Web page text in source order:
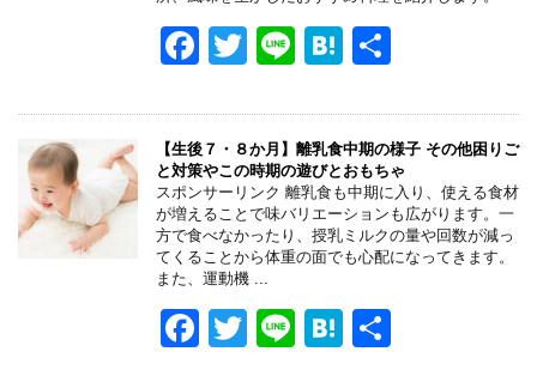
F
c
e
b
o
o
k
T
tt
er
Li
e
H
e
n
a
【生後７・８か月】離乳食中期の様子 その他困りご
と対策やこの時期の遊びとおもちゃ
スポンサーリンク 離乳食も中期に入り、使える食材
が増えることで味バリエーションも広がります。一
方で食べなかったり、授乳ミルクの量や回数が減っ
てくることから体重の面でも心配になってきます。
また、運動機 ...
F
T
Li
H